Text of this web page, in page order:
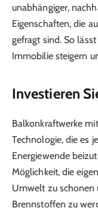
unabhängiger,
Eigenschaften, die
gefragt sind. So
Immobilie steigern
Investieren
Balkonkraftwerke
Technologie, die es
Energiewende
Möglichkeit, die
Umwelt zu schonen
Brennstoffen zu